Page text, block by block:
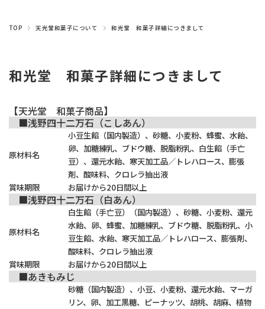
TOP 天光堂和菓子について 和光堂 和菓子詳細につきまして
和光堂 和菓子詳細につきまして
【天光堂 和菓子商品】
■浅野四十二万石（こしあん）
原材料名
小豆生餡（国内製造）、砂糖、小麦粉、蜂蜜、水飴、
卵、加糖練乳、ブドウ糖、脱脂粉乳、白生餡（手亡
豆）、還元水飴、寒天加工品／トレハロース、膨張
剤、酸味料、クロレラ抽出液
賞味期限
お届けから20日間以上
■浅野四十二万石（白あん）
原材料名
白生餡（手亡豆）（国内製造）、砂糖、小麦粉、還元
水飴、卵、蜂蜜、加糖練乳、ブドウ糖、脱脂粉乳、小
豆生餡、水飴、寒天加工品／トレハロース、膨張剤、
酸味料、クロレラ抽出液
賞味期限
お届けから20日間以上
■あきもみじ
砂糖（国内製造）、小豆、小麦粉、還元水飴、マーガ
リン、卵、加工黒糖、ピーナッツ、胡桃、胡麻、植物